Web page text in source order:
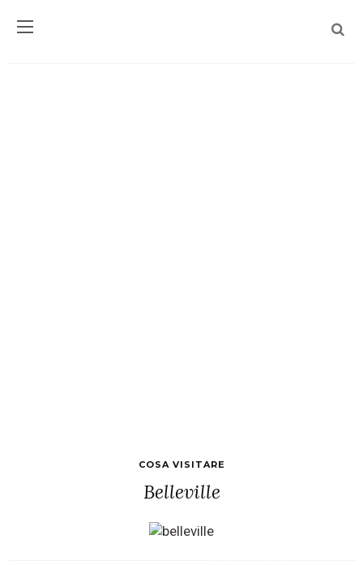
COSA VISITARE
Belleville